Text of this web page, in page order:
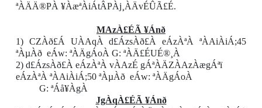
ªÀÄÄ®PÀ ¥ÀæªÀiÁtÂPÀj¸ÀÄvÉÛÃ£É.
MAzÀ£ÉÃ ¥Ánð
1) CZÀð£Á UÀAqÀ d£ÁzsÀð£À eÁzÀªÀ ªÀAiÀiÁ;45
ªÀµÀð eÁw: ªÀÄgÁoÀ G: ªÀÄ£ÉUÉ®¸À
2) d£ÁzsÀð£À eÁzÀªÀ vÀAzÉ gÁªÀÄZÀAzÀægÁªï
eÁzÀªÀ ªÀAiÀiÁ;50 ªÀµÀð eÁw: ªÀÄgÁoÀ
G: ªÁå¥ÀgÀ
JgÀqÀ£ÉÃ ¥Ánð